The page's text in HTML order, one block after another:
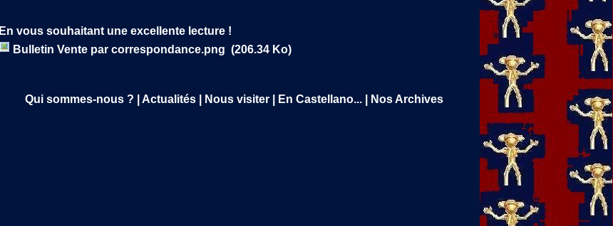
En vous souhaitant une excellente lecture !
Bulletin Vente par correspondance.png (206.34 Ko)
Qui sommes-nous ? Actualités Nous visiter En Castellano... Nos Archives